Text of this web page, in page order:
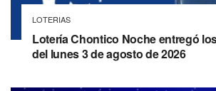
LOTERIAS
Lotería Chontico Noche entregó
del lunes 3 de agosto de 2026